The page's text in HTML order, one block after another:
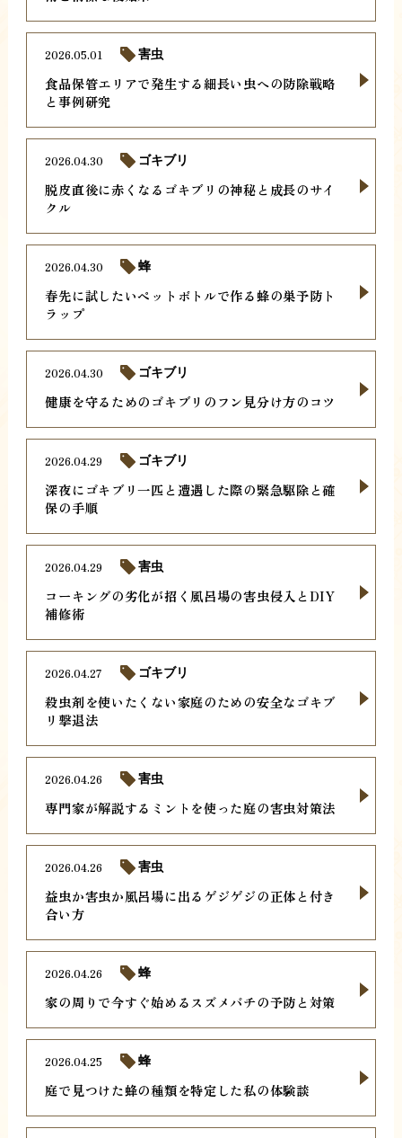
食品保管エリアで発生する細長い虫への防除戦略
と事例研究
2026.05.01 害虫
脱皮直後に赤くなるゴキブリの神秘と成長のサイ
クル
2026.04.30 ゴキブリ
春先に試したいペットボトルで作る蜂の巣予防ト
ラップ
2026.04.30 蜂
健康を守るためのゴキブリのフン見分け方のコツ
2026.04.30 ゴキブリ
深夜にゴキブリ一匹と遭遇した際の緊急駆除と確
保の手順
2026.04.29 ゴキブリ
コーキングの劣化が招く風呂場の害虫侵入とDIY
補修術
2026.04.29 害虫
殺虫剤を使いたくない家庭のための安全なゴキブ
リ撃退法
2026.04.27 ゴキブリ
専門家が解説するミントを使った庭の害虫対策法
2026.04.26 害虫
益虫か害虫か風呂場に出るゲジゲジの正体と付き
合い方
2026.04.26 害虫
家の周りで今すぐ始めるスズメバチの予防と対策
2026.04.26 蜂
庭で見つけた蜂の種類を特定した私の体験談
2026.04.25 蜂